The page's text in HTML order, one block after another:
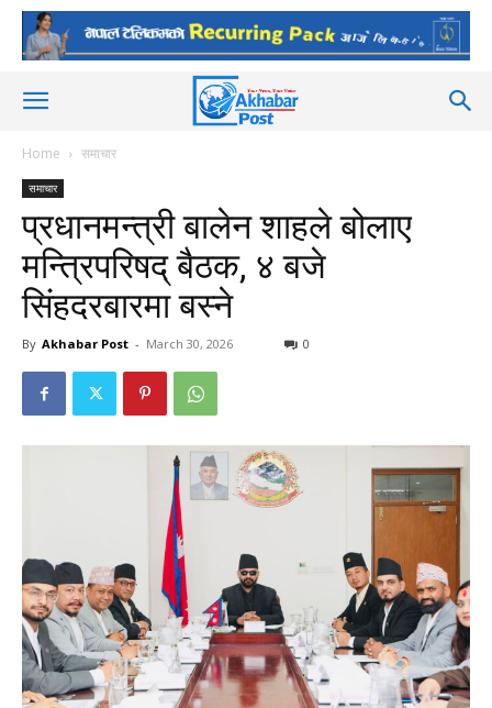
Home समाचार
समाचार
प्रधानमन्त्री बालेन शाहले बोलाए
मन्त्रिपरिषद् बैठक, ४ बजे
सिंहदरबारमा बस्ने
By Akhabar Post - March 30, 2026 0